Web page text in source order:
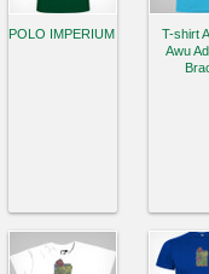
POLO IMPERIUM
T-shirt
Awu